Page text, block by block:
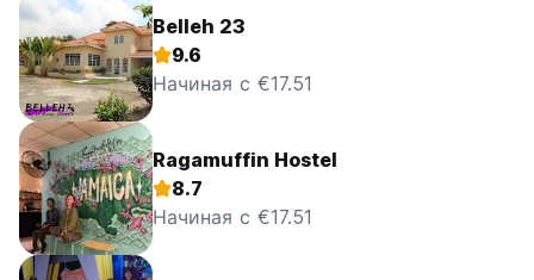
Belleh 23
9.6
Начиная с €17.51
Ragamuffin Hostel
8.7
Начиная с €17.51